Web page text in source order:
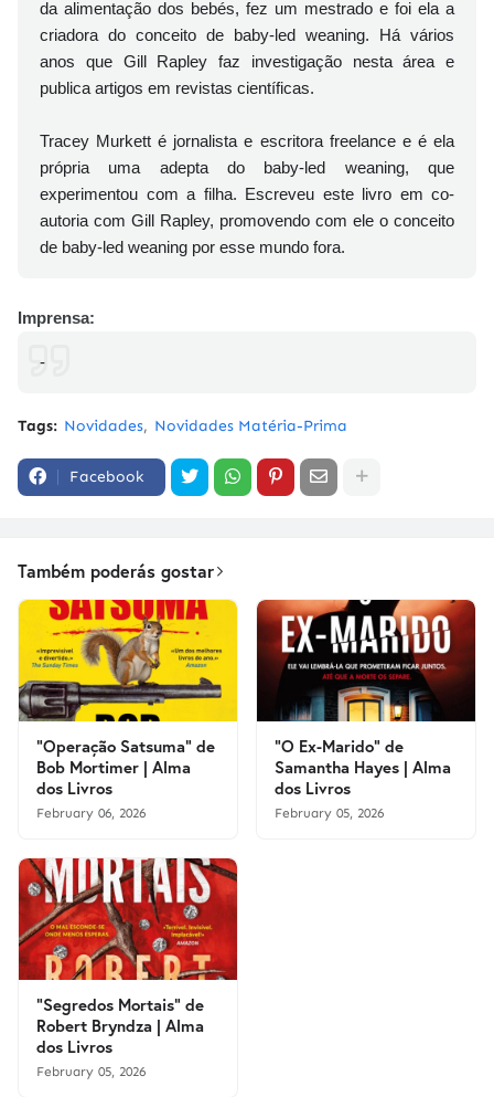
da alimentação dos bebés, fez um mestrado e foi ela a
criadora do conceito de baby-led weaning. Há vários
anos que Gill Rapley faz investigação nesta área e
publica artigos em revistas científicas.
Tracey Murkett é jornalista e escritora freelance e é ela
própria uma adepta do baby-led weaning, que
experimentou com a filha. Escreveu este livro em co-
autoria com Gill Rapley, promovendo com ele o conceito
de baby-led weaning por esse mundo fora.
Imprensa:
-
Tags: Novidades Novidades Matéria-Prima
Facebook
Também poderás gostar
"Operação Satsuma" de
Bob Mortimer | Alma
dos Livros
February 06, 2026
"O Ex-Marido" de
Samantha Hayes | Alma
dos Livros
February 05, 2026
"Segredos Mortais" de
Robert Bryndza | Alma
dos Livros
February 05, 2026